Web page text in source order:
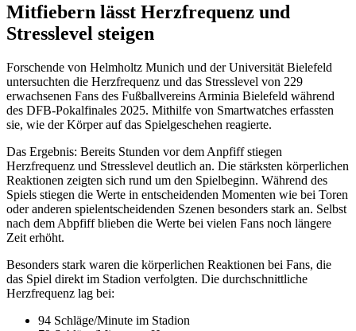
Mitfiebern lässt Herzfrequenz und
Stresslevel steigen
Forschende von Helmholtz Munich und der Universität Bielefeld
untersuchten die Herzfrequenz und das Stresslevel von 229
erwachsenen Fans des Fußballvereins Arminia Bielefeld während
des DFB-Pokalfinales 2025. Mithilfe von Smartwatches erfassten
sie, wie der Körper auf das Spielgeschehen reagierte.
Das Ergebnis: Bereits Stunden vor dem Anpfiff stiegen
Herzfrequenz und Stresslevel deutlich an. Die stärksten körperlichen
Reaktionen zeigten sich rund um den Spielbeginn. Während des
Spiels stiegen die Werte in entscheidenden Momenten wie bei Toren
oder anderen spielentscheidenden Szenen besonders stark an. Selbst
nach dem Abpfiff blieben die Werte bei vielen Fans noch längere
Zeit erhöht.
Besonders stark waren die körperlichen Reaktionen bei Fans, die
das Spiel direkt im Stadion verfolgten. Die durchschnittliche
Herzfrequenz lag bei:
94 Schläge/Minute im Stadion